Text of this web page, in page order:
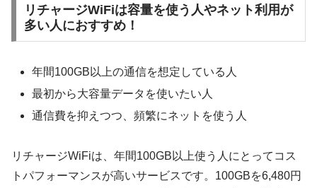
リチャージWiFiは容量を使う人やネット利用が
多い人におすすめ！
年間100GB以上の通信を想定している人
最初から大容量データを使いたい人
通信費を抑えつつ、頻繁にネットを使う人
リチャージWiFiは、年間100GB以上使う人にとってコス
トパフォーマンスが高いサービスです。100GBを6,480円